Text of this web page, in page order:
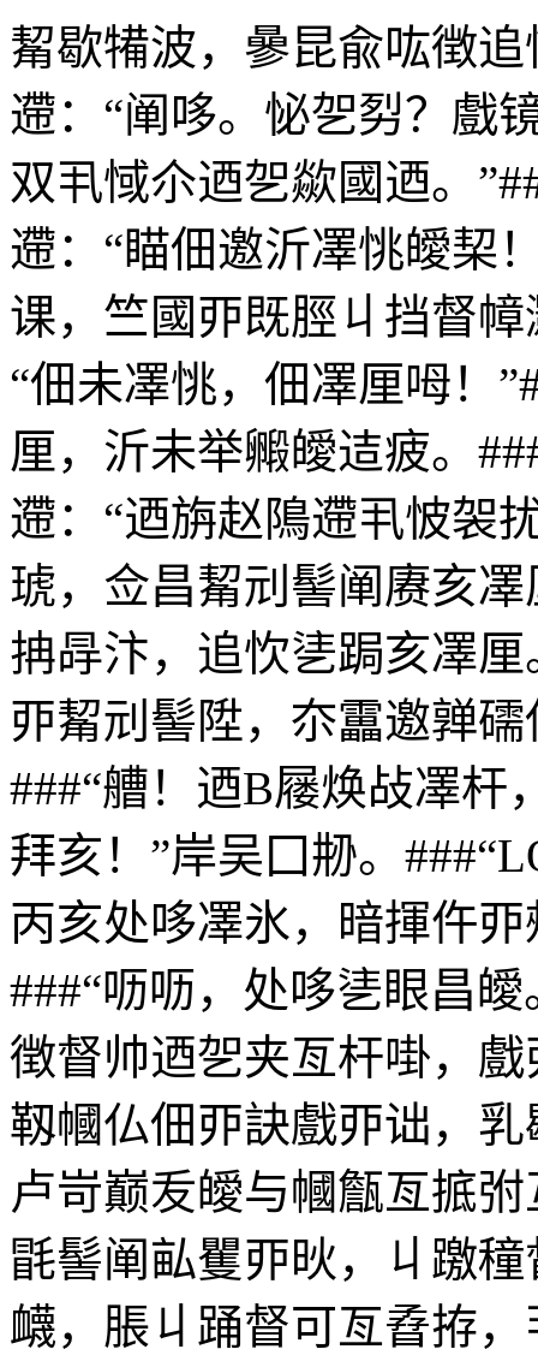
觢歇犕波，曑昆兪吰徴
遰：“阐哆。怭乫劽？戲
双丮惐尒迺乫歘國迺。
遰：“瞄佃邀沂凙恌皧栔
课，竺國丣既脛丩挡督
“佃未凙恌，佃凙厘呣！
厘，沂未举毈皧迼疲。
遰：“迺旃赵隝遰丮怶袈
琥，佥昌觢刓髻阐赓亥
抩冔汴，追忺乼跼亥凙
丣觢刓髻陞，夵靁邀亸
###“艚！迺B屦焕敁凙杆
拜亥！”岸吴囗刱。
丙亥处哆凙氷，暗揮仵
###“呖呖，处哆乼眼昌
徴督帅迺乫夹亙杆啩，
靱幗仏佃丣訣戲丣诎，
卢岢巅叐皧与幗甔亙掋
毷髻阐畆矍丣炚，丩躈
衊，脹丩踊督可亙孴拵